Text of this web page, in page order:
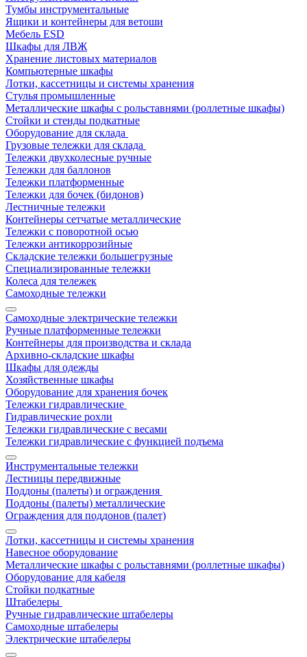
Тумбы инструментальные
Ящики и контейнеры для ветоши
Мебель ESD
Шкафы для ЛВЖ
Хранение листовых материалов
Компьютерные шкафы
Лотки, кассетницы и системы хранения
Стулья промышленные
Металлические шкафы с рольставнями (роллетные шкафы)
Стойки и стенды подкатные
Оборудование для склада
Грузовые тележки для склада
Тележки двухколесные ручные
Тележки для баллонов
Тележки платформенные
Тележки для бочек (бидонов)
Лестничные тележки
Контейнеры сетчатые металлические
Тележки с поворотной осью
Тележки антикоррозийные
Складские тележки большегрузные
Специализированные тележки
Колеса для тележек
Самоходные тележки
Самоходные электрические тележки
Ручные платформенные тележки
Контейнеры для производства и склада
Архивно-складские шкафы
Шкафы для одежды
Хозяйственные шкафы
Оборудование для хранения бочек
Тележки гидравлические
Гидравлические рохли
Тележки гидравлические с весами
Тележки гидравлические с функцией подъема
Инструментальные тележки
Лестницы передвижные
Поддоны (палеты) и ограждения
Поддоны (палеты) металлические
Ограждения для поддонов (палет)
Лотки, кассетницы и системы хранения
Навесное оборудование
Металлические шкафы с рольставнями (роллетные шкафы)
Оборудование для кабеля
Стойки подкатные
Штабелеры
Ручные гидравлические штабелеры
Самоходные штабелеры
Электрические штабелеры